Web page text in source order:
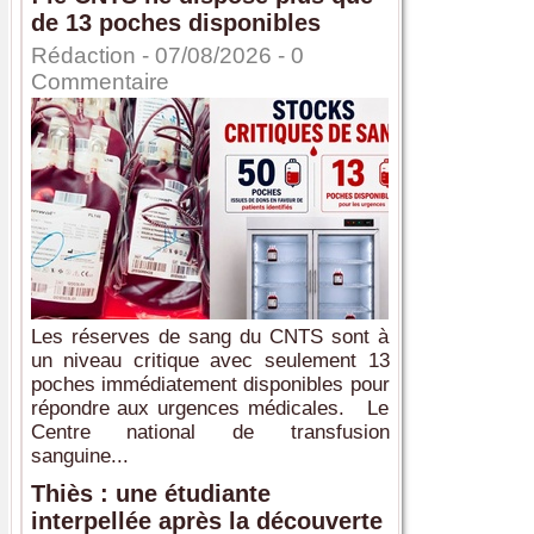
de 13 poches disponibles
Rédaction - 07/08/2026 - 0
Commentaire
Les réserves de sang du CNTS sont à
un niveau critique avec seulement 13
poches immédiatement disponibles pour
répondre aux urgences médicales. Le
Centre national de transfusion
sanguine...
Thiès : une étudiante
interpellée après la découverte